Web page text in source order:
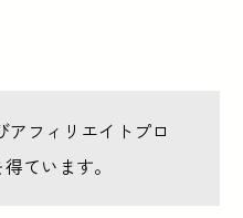
アフィリエイトプロ
ています。